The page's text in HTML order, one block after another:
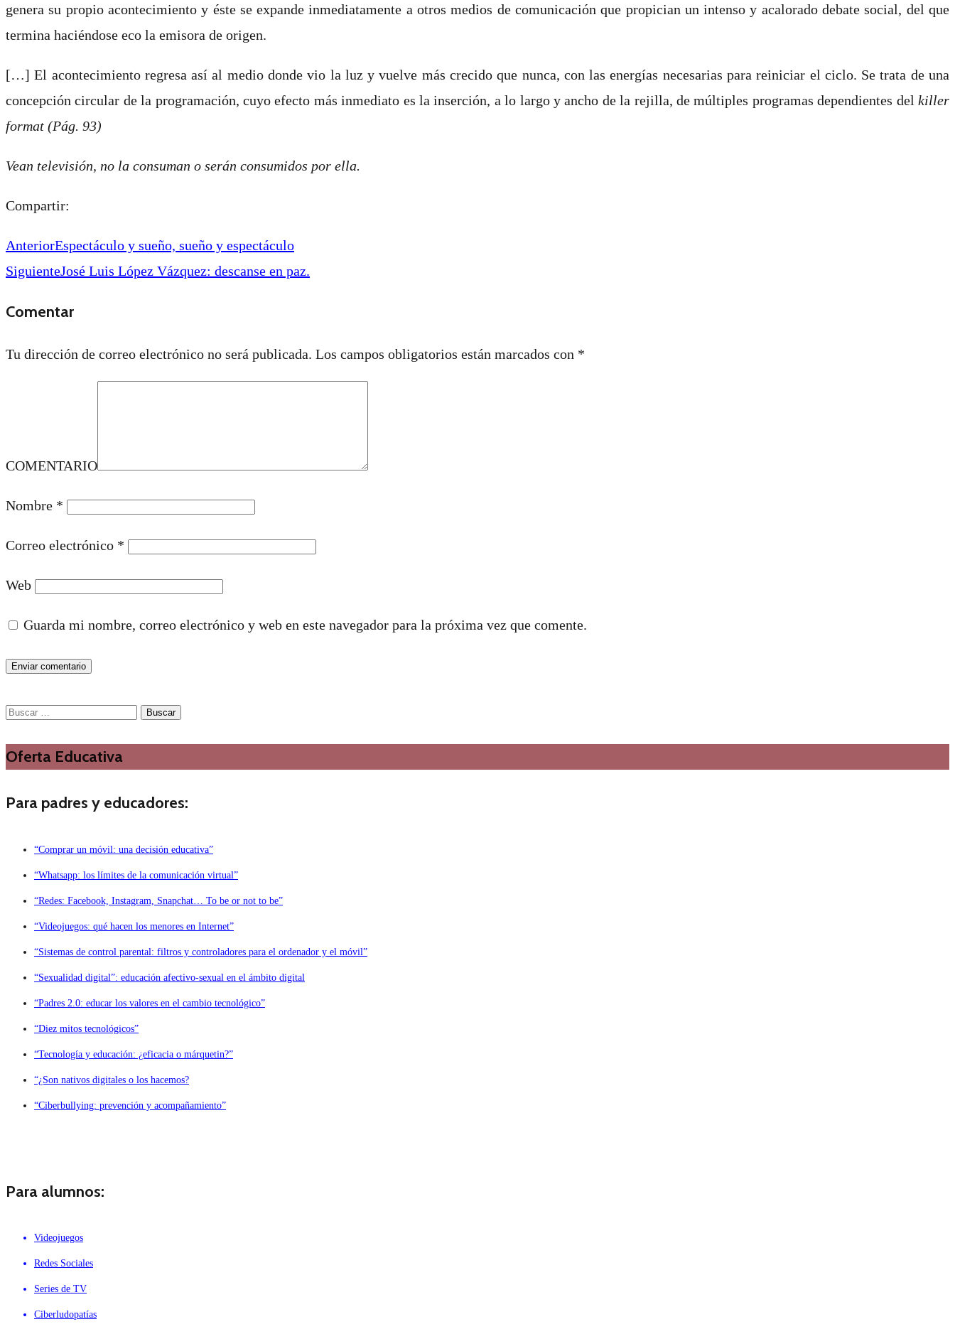
genera su propio acontecimiento y éste se expande inmediatamente a otros medios de comunicación que propician un intenso y acalorado debate social, del que
termina haciéndose eco la emisora de origen.
[…] El acontecimiento regresa así al medio donde vio la luz y vuelve más crecido que nunca, con las energías necesarias para reiniciar el ciclo. Se trata de una
concepción circular de la programación, cuyo efecto más inmediato es la inserción, a lo largo y ancho de la rejilla, de múltiples programas dependientes del killer
format (Pág. 93)
Vean televisión, no la consuman o serán consumidos por ella.
Compartir:
AnteriorEspectáculo y sueño, sueño y espectáculo
SiguienteJosé Luis López Vázquez: descanse en paz.
Comentar
Tu dirección de correo electrónico no será publicada. Los campos obligatorios están marcados con *
COMENTARIO
Nombre *
Correo electrónico *
Web
Guarda mi nombre, correo electrónico y web en este navegador para la próxima vez que comente.
Buscar:
Oferta Educativa
Para padres y educadores:
“Comprar un móvil: una decisión educativa”
“Whatsapp: los límites de la comunicación virtual”
“Redes: Facebook, Instagram, Snapchat… To be or not to be”
“Videojuegos: qué hacen los menores en Internet”
“Sistemas de control parental: filtros y controladores para el ordenador y el móvil”
“Sexualidad digital”: educación afectivo-sexual en el ámbito digital
“Padres 2.0: educar los valores en el cambio tecnológico”
“Diez mitos tecnológicos”
“Tecnología y educación: ¿eficacia o márquetin?”
“¿Son nativos digitales o los hacemos?
“Ciberbullying: prevención y acompañamiento”
Para alumnos:
Videojuegos
Redes Sociales
Series de TV
Ciberludopatías